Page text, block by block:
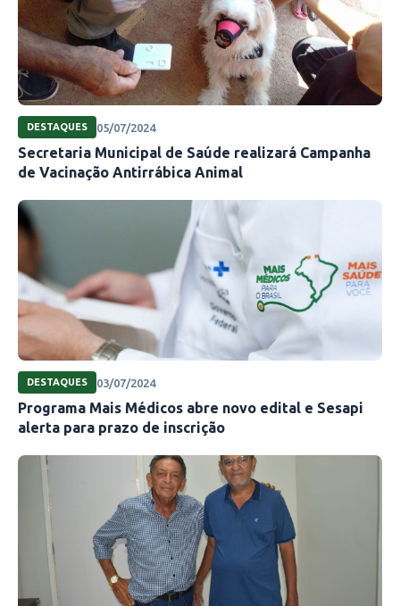
DESTAQUES 05/07/2024
Secretaria Municipal de Saúde realizará Campanha
de Vacinação Antirrábica Animal
DESTAQUES 03/07/2024
Programa Mais Médicos abre novo edital e Sesapi
alerta para prazo de inscrição